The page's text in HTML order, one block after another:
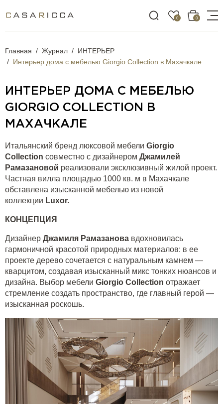
0 0
Главная Журнал
ИНТЕРЬЕР
Интерьер дома с мебелью Giorgio Collection в Махачкале
ИНТЕРЬЕР ДОМА С МЕБЕЛЬЮ
GIORGIO COLLECTION В
МАХАЧКАЛЕ
Итальянский бренд люксовой мебели Giorgio
Collection совместно с дизайнером Джамилей
Рамазановой реализовали эксклюзивный жилой проект.
Частная вилла площадью 1000 кв. м в Махачкале
обставлена изысканной мебелью из новой
коллекции Luxor.
КОНЦЕПЦИЯ
Дизайнер Джамиля Рамазанова вдохновилась
гармоничной красотой природных материалов: в ее
проекте дерево сочетается с натуральным камнем —
кварцитом, создавая изысканный микс тонких нюансов и
дизайна. Выбор мебели Giorgio Collection отражает
стремление создать пространство, где главный герой —
изысканная роскошь.